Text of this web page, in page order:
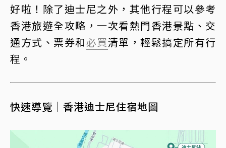
好啦！除了迪士尼之外，其他行程可以參考
香港旅遊全攻略，一次看熱門香港景點、交
通方式、票券和必買清單，輕鬆搞定所有行
程。
快速導覽｜香港迪士尼住宿地圖